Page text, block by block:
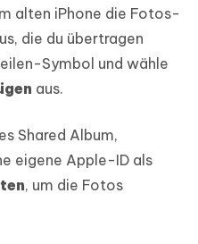
alten iPhone die Fotos-
die du übertragen
Symbol und wähle
aus.
Shared Album,
eigene Apple-ID als
, um die Fotos